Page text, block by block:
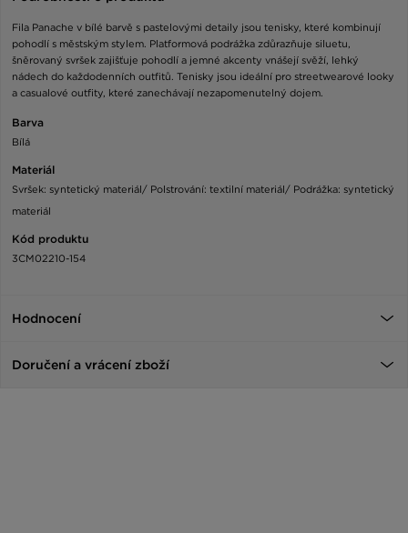
Fila Panache v bílé barvě s pastelovými detaily jsou tenisky, které kombinují
pohodlí s městským stylem. Platformová podrážka zdůrazňuje siluetu,
šněrovaný svršek zajišťuje pohodlí a jemné akcenty vnášejí svěží, lehký
nádech do každodenních outfitů. Tenisky jsou ideální pro streetwearové looky
a casualové outfity, které zanechávají nezapomenutelný dojem.
Barva
Bílá
Materiál
Svršek: syntetický materiál/ Polstrování: textilní materiál/ Podrážka: syntetický
materiál
Kód produktu
3CM02210-154
Hodnocení
Doručení a vrácení zboží